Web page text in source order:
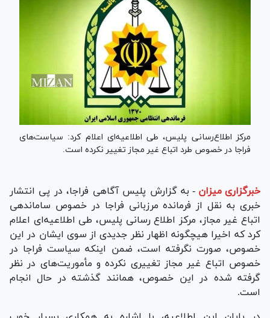
مرکز اطلاع‌رسانی پلیس، طی اطلاعیه‌ای اعلام کرد: سیاست‌های
فراجا در خصوص طرد اتباع غیر مجاز تغییر نکرده است.
خبرگزاری میزان - به گزارش پلیس آگاهی فراجا، در پی انتشار
خبری به نقل از فرمانده مرزبانی فراجا در خصوص ساماندهی
اتباع غیر مجاز، مرکز اطلاع رسانی پلیس، طی اطلاعیه‌ای اعلام
کرد که اخیرا هیچگونه اظهار نظر جدیدی از سوی ایشان در این
خصوص، صورت نگرفته است، ضمن اینکه سیاست فراجا در
خصوص اتباع غیر مجاز تغییری نکرده و مأموریت‌های در نظر
گرفته شده در این خصوص، همانند گذشته در حال انجام
است.